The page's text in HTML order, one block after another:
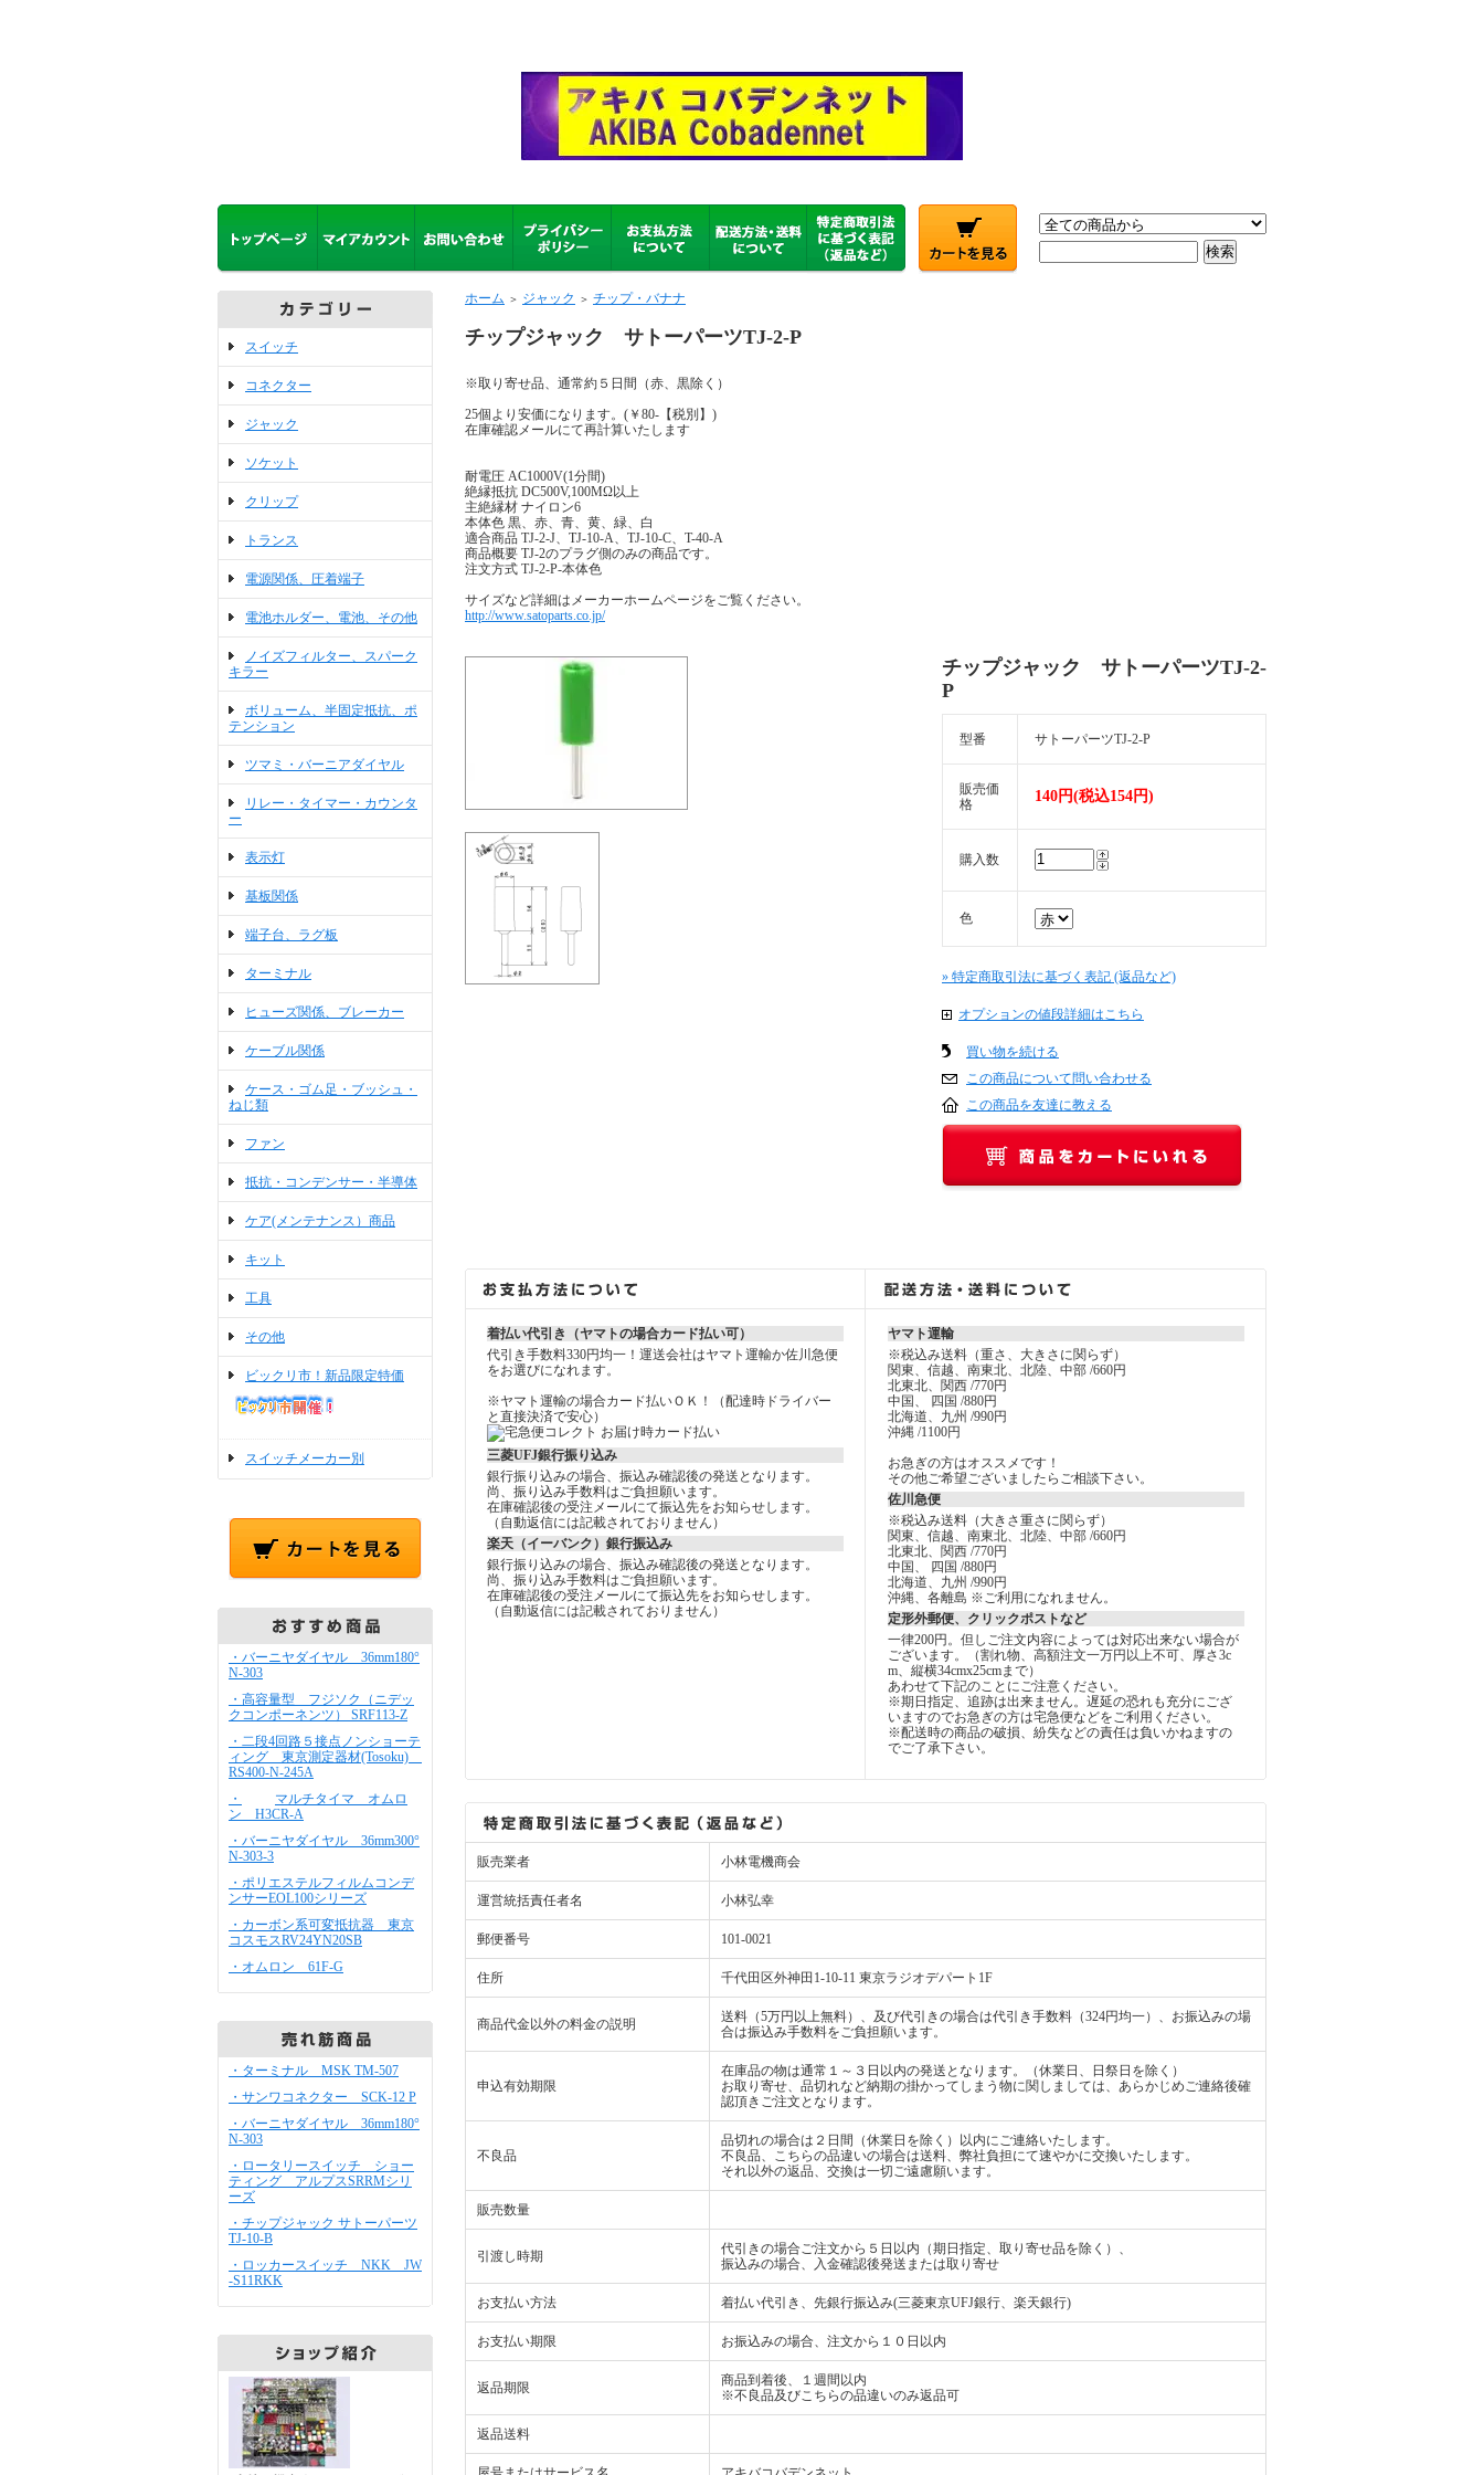
スイッチ
コネクター
ジャック
ソケット
クリップ
トランス
電源関係、圧着端子
電池ホルダー、電池、その他
ノイズフィルター、スパーク
キラー
ボリューム、半固定抵抗、ポ
テンション
ツマミ・バーニアダイヤル
リレー・タイマー・カウンタ
ー
表示灯
基板関係
端子台、ラグ板
ターミナル
ヒューズ関係、ブレーカー
ケーブル関係
ケース・ゴム足・ブッシュ・
ねじ類
ファン
抵抗・コンデンサー・半導体
ケア(メンテナンス）商品
キット
工具
その他
ビックリ市！新品限定特価
スイッチメーカー別
・バーニヤダイヤル 36mm180°
N-303
・高容量型 フジソク（ニデッ
クコンポーネンツ） SRF113-Z
・二段4回路５接点ノンショーテ
ィング 東京測定器材(Tosoku)
RS400-N-245A
・
マルチタイマ オムロ
ン H3CR-A
・バーニヤダイヤル 36mm300°
N-303-3
・ポリエステルフィルムコンデ
ンサーEOL100シリーズ
・カーボン系可変抵抗器 東京
コスモスRV24YN20SB
・オムロン 61F-G
・ターミナル MSK TM-507
・サンワコネクター SCK-12 P
・バーニヤダイヤル 36mm180°
N-303
・ロータリースイッチ ショー
ティング アルプスSRRMシリ
ーズ
・チップジャック サトーパーツ
TJ-10-B
・ロッカースイッチ NKK JW
-S11RKK
ホーム ＞ ジャック ＞ チップ・バナナ
チップジャック サトーパーツTJ-2-P
※取り寄せ品、通常約５日間（赤、黒除く）
25個より安価になります。(￥80-【税別】)
在庫確認メールにて再計算いたします
耐電圧 AC1000V(1分間)
絶縁抵抗 DC500V,100MΩ以上
主絶縁材 ナイロン6
本体色 黒、赤、青、黄、緑、白
適合商品 TJ-2-J、TJ-10-A、TJ-10-C、T-40-A
商品概要 TJ-2のプラグ側のみの商品です。
注文方式 TJ-2-P-本体色
サイズなど詳細はメーカーホームページをご覧ください。
http://www.satoparts.co.jp/
チップジャック サトーパーツTJ-2-
P
型番 サトーパーツTJ-2-P
販売価
格
140円(税込154円)
購入数
色
» 特定商取引法に基づく表記 (返品など)
オプションの値段詳細はこちら
買い物を続ける
この商品について問い合わせる
この商品を友達に教える
着払い代引き（ヤマトの場合カード払い可）
代引き手数料330円均一！運送会社はヤマト運輸か佐川急便
をお選びになれます。
※ヤマト運輸の場合カード払いＯＫ！（配達時ドライバー
と直接決済で安心）
三菱UFJ銀行振り込み
銀行振り込みの場合、振込み確認後の発送となります。
尚、振り込み手数料はご負担願います。
在庫確認後の受注メールにて振込先をお知らせします。
（自動返信には記載されておりません）
楽天（イーバンク）銀行振込み
銀行振り込みの場合、振込み確認後の発送となります。
尚、振り込み手数料はご負担願います。
在庫確認後の受注メールにて振込先をお知らせします。
（自動返信には記載されておりません）
ヤマト運輸
※税込み送料（重さ、大きさに関らず）
関東、信越、南東北、北陸、中部 /660円
北東北、関西 /770円
中国、 四国 /880円
北海道、九州 /990円
沖縄 /1100円
お急ぎの方はオススメです！
その他ご希望ございましたらご相談下さい。
佐川急便
※税込み送料（大きさ重さに関らず）
関東、信越、南東北、北陸、中部 /660円
北東北、関西 /770円
中国、 四国 /880円
北海道、九州 /990円
沖縄、各離島 ※ご利用になれません。
定形外郵便、クリックポストなど
一律200円。但しご注文内容によっては対応出来ない場合が
ございます。（割れ物、高額注文一万円以上不可、厚さ3c
m、縦横34cmx25cmまで）
あわせて下記のことにご注意ください。
※期日指定、追跡は出来ません。遅延の恐れも充分にござ
いますのでお急ぎの方は宅急便などをご利用ください。
※配送時の商品の破損、紛失などの責任は負いかねますの
でご了承下さい。
販売業者 小林電機商会
運営統括責任者名 小林弘幸
郵便番号 101-0021
住所 千代田区外神田1-10-11 東京ラジオデパート1F
商品代金以外の料金の説明
送料（5万円以上無料）、及び代引きの場合は代引き手数料（324円均一）、お振込みの場
合は振込み手数料をご負担願います。
申込有効期限
在庫品の物は通常１～３日以内の発送となります。（休業日、日祭日を除く）
お取り寄せ、品切れなど納期の掛かってしまう物に関しましては、あらかじめご連絡後確
認頂きご注文となります。
不良品
品切れの場合は２日間（休業日を除く）以内にご連絡いたします。
不良品、こちらの品違いの場合は送料、弊社負担にて速やかに交換いたします。
それ以外の返品、交換は一切ご遠慮願います。
販売数量
引渡し時期
代引きの場合ご注文から５日以内（期日指定、取り寄せ品を除く）、
振込みの場合、入金確認後発送または取り寄せ
お支払い方法 着払い代引き、先銀行振込み(三菱東京UFJ銀行、楽天銀行)
お支払い期限 お振込みの場合、注文から１０日以内
返品期限
商品到着後、１週間以内
※不良品及びこちらの品違いのみ返品可
返品送料